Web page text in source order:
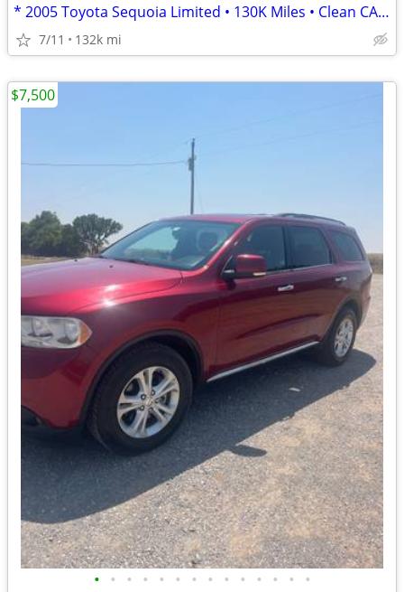
* 2005 Toyota Sequoia Limited • 130K Miles • Clean CARFAX
7/11 132k mi
• • • • • • • • • • • • • •
$7,500